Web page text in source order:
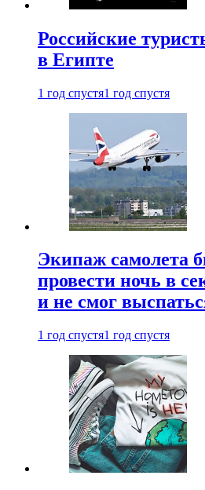
Российские
в Египте
1 год спустя1 год спустя
Экипаж самолета
провести ночь в
и не смог
1 год спустя1 год спустя